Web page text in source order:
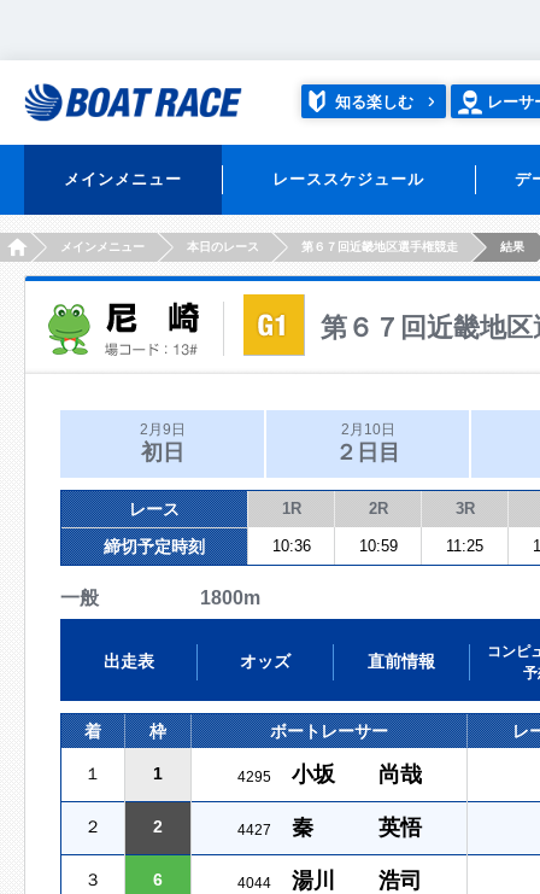
知る楽しむ レーサ
メインメニュー レーススケジュール デ
HOMEメインメニュー 本日のレース 第６７回近畿地区選手権競走 結果
第６７回近畿地
2月9日
初日
2月10日
２日目
レース 1R 2R 3R
締切予定時刻 10:36 10:59 11:25
一般 1800m
出走表 オッズ 直前情報
コンピ
予
着 枠 ボートレーサー レ
１ 1 4295 小坂 尚哉
２ 2 4427 秦 英悟
３ 6 4044 湯川 浩司